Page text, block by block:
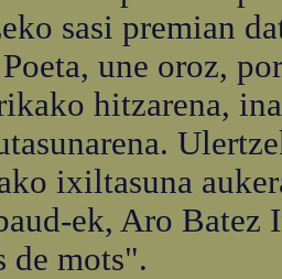
sasi premian
une oroz,
hitzarena,
ixiltasuna
ek, Aro Batez
de mots".